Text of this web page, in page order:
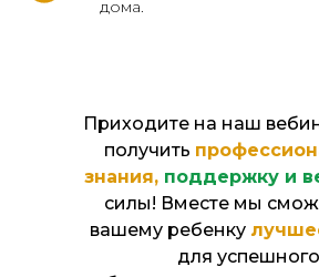
дома.
Приходите на наш
получить
знания, поддержку и
силы! Вместе мы
вашему ребенку
для успешного